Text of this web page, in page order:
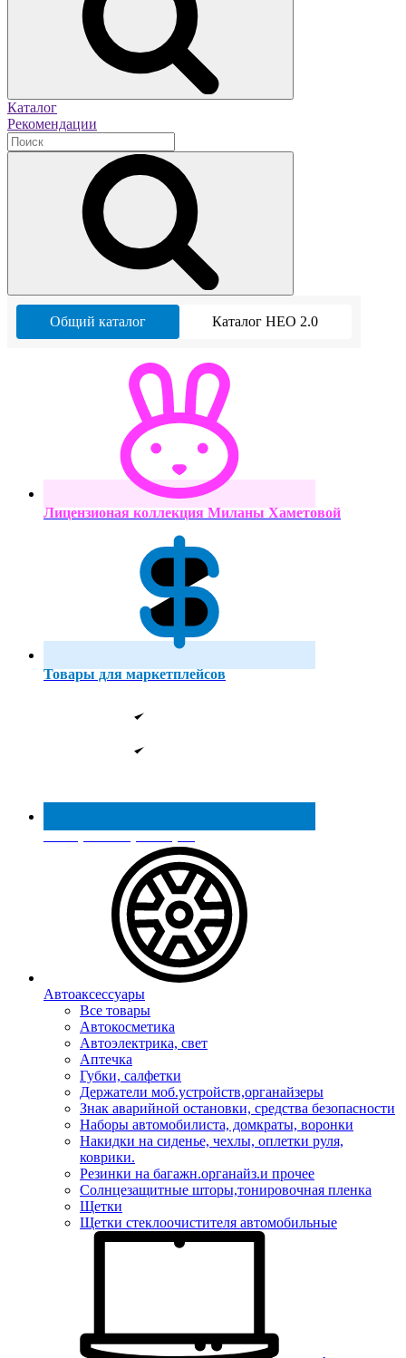
Каталог
Рекомендации
Общий каталог Каталог НЕО 2.0
Лицензионая коллекция Миланы Хаметовой
Товары для маркетплейсов
Реестр МинПромТорга
Автоаксессуары
Все товары
Автокосметика
Автоэлектрика, свет
Аптечка
Губки, салфетки
Держатели моб.устройств,органайзеры
Знак аварийной остановки, средства безопасности
Наборы автомобилиста, домкраты, воронки
Накидки на сиденье, чехлы, оплетки руля,
коврики.
Резинки на багажн.органайз.и прочее
Солнцезащитные шторы,тонировочная пленка
Щетки
Щетки стеклоочистителя автомобильные